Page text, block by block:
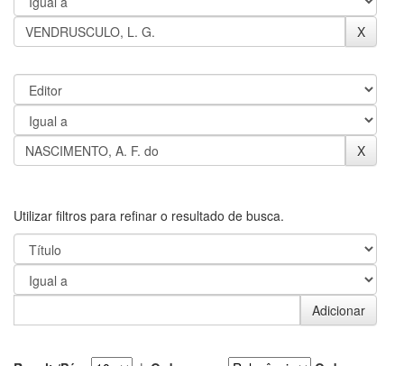
Utilizar filtros para refinar o resultado de busca.